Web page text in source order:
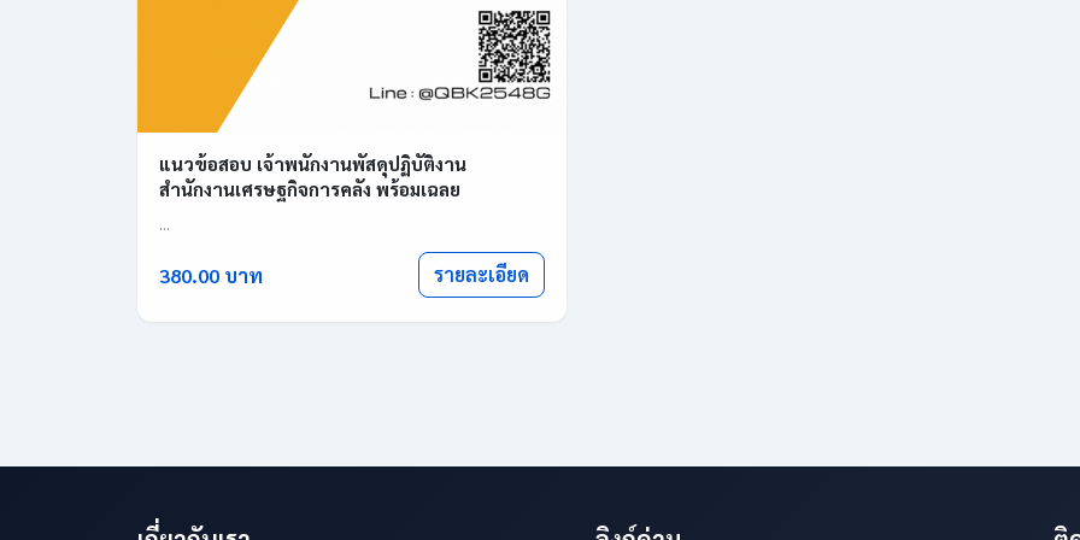
แนวข้อสอบ เจ้าพนักงานพัสดุปฏิบัติงาน
สำนักงานเศรษฐกิจการคลัง พร้อมเฉลย
...
380.00 บาท รายละเอียด